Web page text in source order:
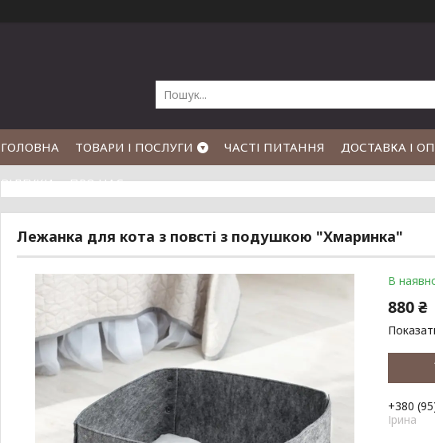
ГОЛОВНА ТОВАРИ І ПОСЛУГИ ЧАСТІ ПИТАННЯ ДОСТАВКА І
ВІДГУКИ ПРО НАС
Лежанка для кота з повсті з подушкою "Хмаринка"
В
880 ₴
+380
Ірина